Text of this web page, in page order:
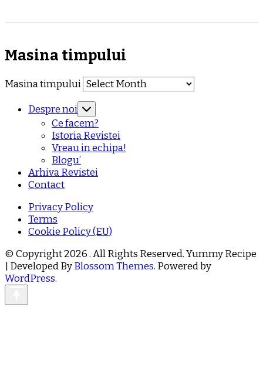
Masina timpului
Masina timpului
Despre noi
Ce facem?
Istoria Revistei
Vreau in echipa!
Blogu’
Arhiva Revistei
Contact
Privacy Policy
Terms
Cookie Policy (EU)
© Copyright 2026. All Rights Reserved.Yummy Recipe
| Developed ByBlossom Themes. Powered by
WordPress.